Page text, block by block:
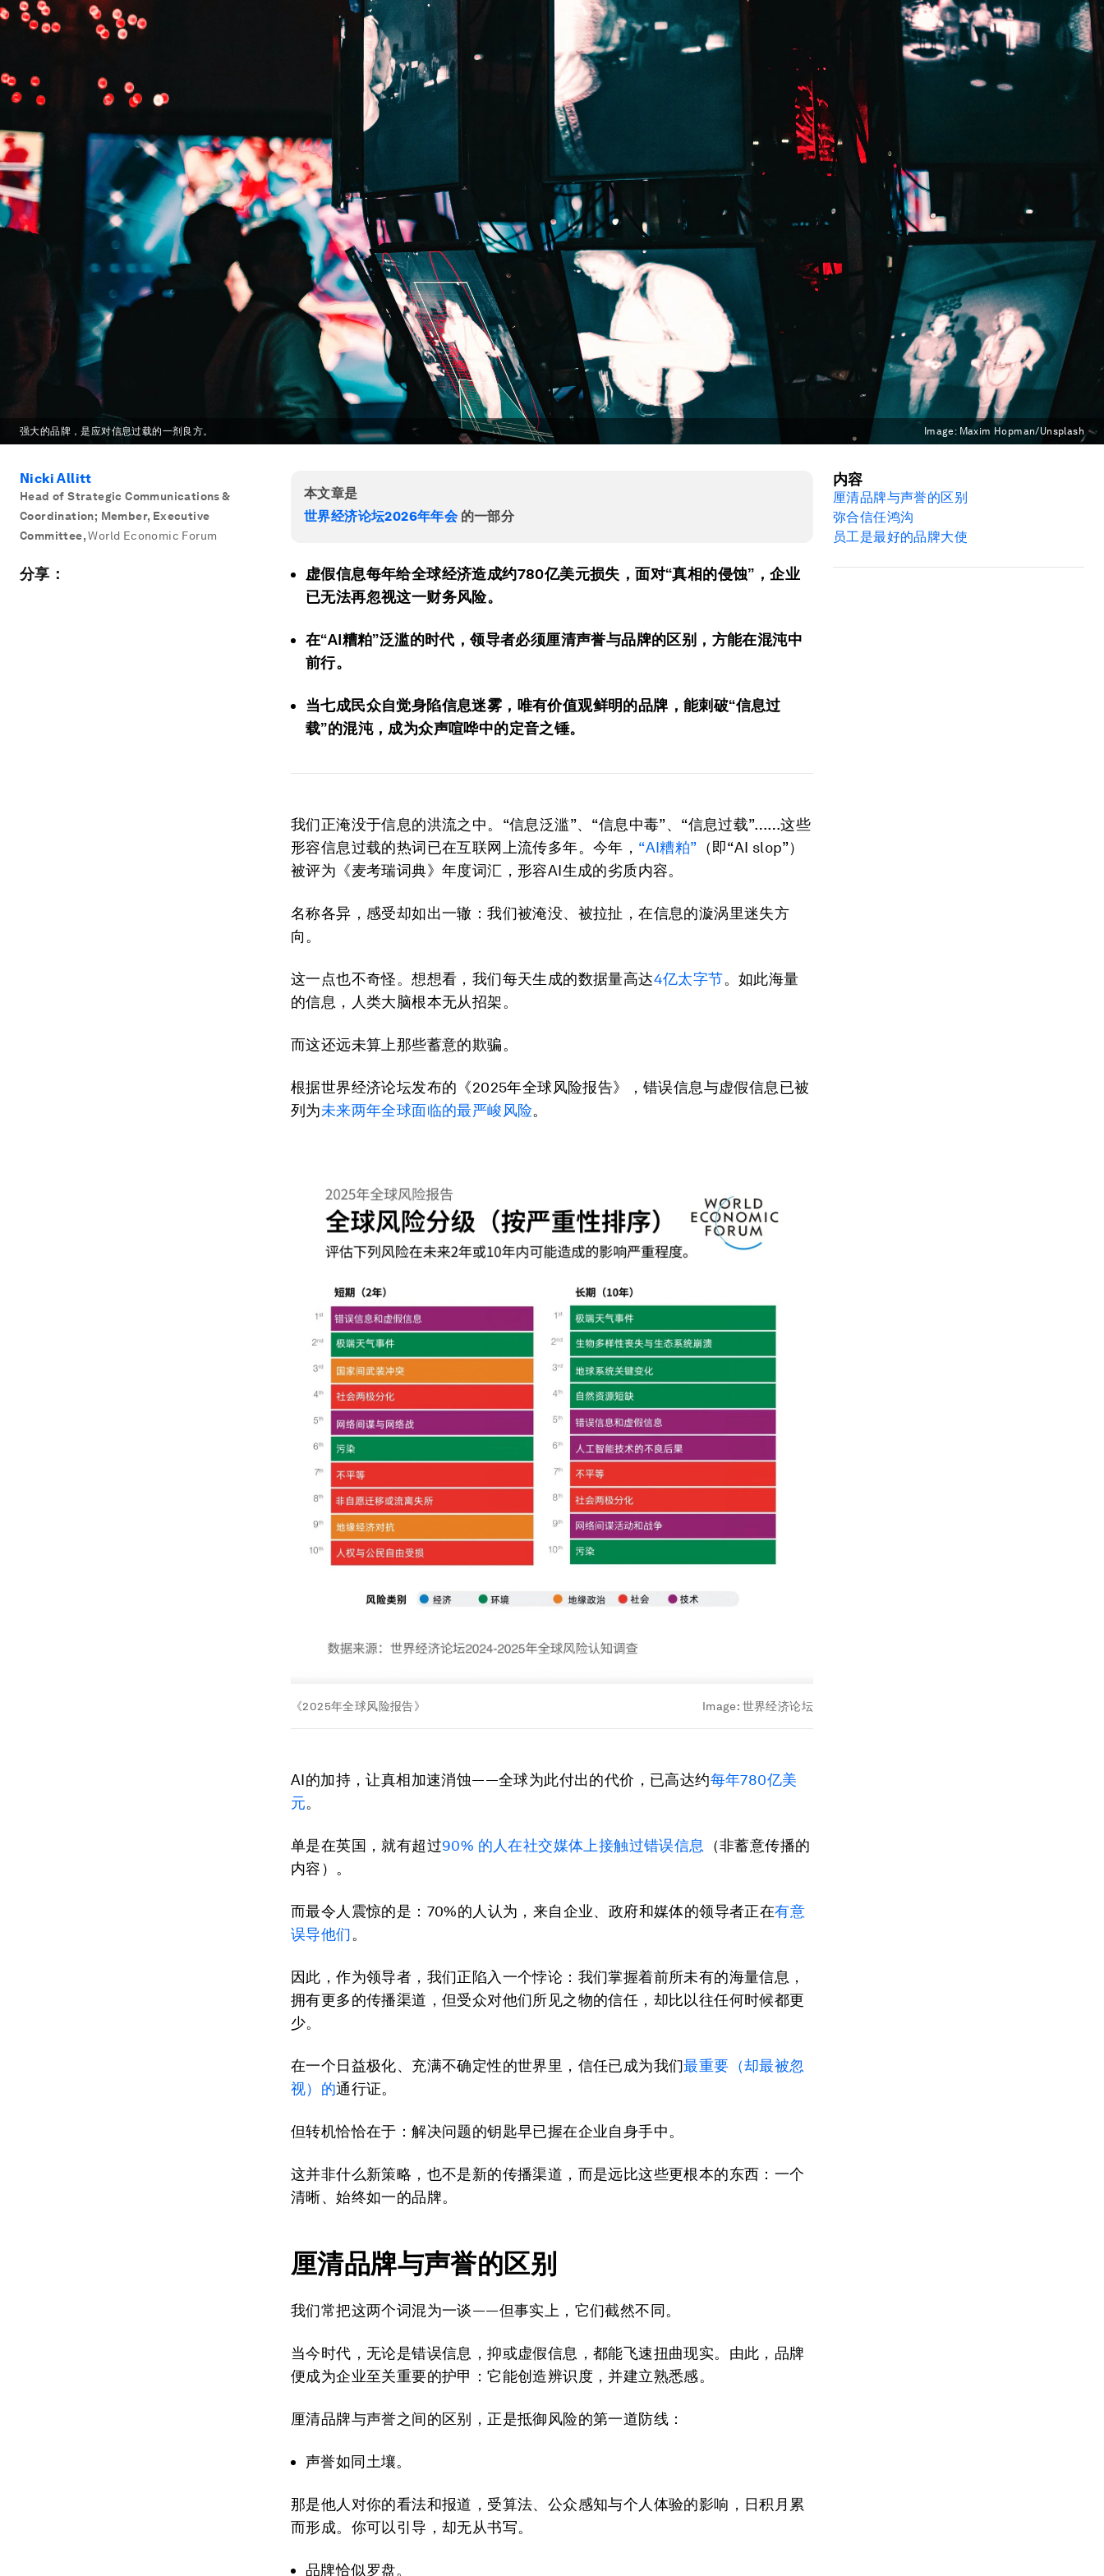
强大的品牌，是应对信息过载的一剂良方。 Image: Maxim Hopman/Unsplash
Nicki Allitt
Head of Strategic Communications &
Coordination; Member, Executive
Committee, World Economic Forum
分享：
本文章是
世界经济论坛2026年年会的一部分
虚假信息每年给全球经济造成约780亿美元损失，面对“真相的侵蚀”，企业
已无法再忽视这一财务风险。
在“AI糟粕”泛滥的时代，领导者必须厘清声誉与品牌的区别，方能在混沌中
前行。
当七成民众自觉身陷信息迷雾，唯有价值观鲜明的品牌，能刺破“信息过
载”的混沌，成为众声喧哗中的定音之锤。
我们正淹没于信息的洪流之中。“信息泛滥”、“信息中毒”、“信息过载”……这些
形容信息过载的热词已在互联网上流传多年。今年， “AI糟粕” （即“AI slop”）
被评为《麦考瑞词典》年度词汇，形容AI生成的劣质内容。
名称各异，感受却如出一辙：我们被淹没、被拉扯，在信息的漩涡里迷失方
向。
这一点也不奇怪。想想看，我们每天生成的数据量高达4亿太字节。如此海量
的信息，人类大脑根本无从招架。
而这还远未算上那些蓄意的欺骗。
根据世界经济论坛发布的《2025年全球风险报告》，错误信息与虚假信息已被
列为未来两年全球面临的最严峻风险。
《2025年全球风险报告》 Image: 世界经济论坛
AI的加持，让真相加速消蚀——全球为此付出的代价，已高达约每年780亿美
元。
单是在英国，就有超过90% 的人在社交媒体上接触过错误信息
（非蓄意传播的
内容）。
而最令人震惊的是：70%的人认为，来自企业、政府和媒体的领导者正在有意
误导他们。
因此，作为领导者，我们正陷入一个悖论：我们掌握着前所未有的海量信息，
拥有更多的传播渠道，但受众对他们所见之物的信任，却比以往任何时候都更
少。
在一个日益极化、充满不确定性的世界里，信任已成为我们最重要（却最被忽
视）的通行证。
但转机恰恰在于：解决问题的钥匙早已握在企业自身手中。
这并非什么新策略，也不是新的传播渠道，而是远比这些更根本的东西：一个
清晰、始终如一的品牌。
厘清品牌与声誉的区别
我们常把这两个词混为一谈——但事实上，它们截然不同。
当今时代，无论是错误信息，抑或虚假信息，都能飞速扭曲现实。由此，品牌
便成为企业至关重要的护甲：它能创造辨识度，并建立熟悉感。
厘清品牌与声誉之间的区别，正是抵御风险的第一道防线：
声誉如同土壤。
那是他人对你的看法和报道，受算法、公众感知与个人体验的影响，日积月累
而形成。你可以引导，却无从书写。
品牌恰似罗盘。
内容
厘清品牌与声誉的区别
弥合信任鸿沟
员工是最好的品牌大使